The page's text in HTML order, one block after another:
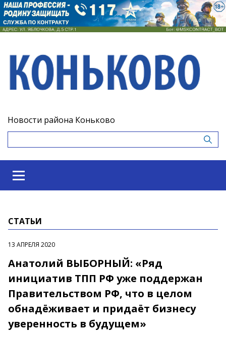
Новости района Коньково
СТАТЬИ
13 АПРЕЛЯ 2020
Анатолий ВЫБОРНЫЙ: «Ряд
инициатив ТПП РФ уже поддержан
Правительством РФ, что в целом
обнадёживает и придаёт бизнесу
уверенность в будущем»